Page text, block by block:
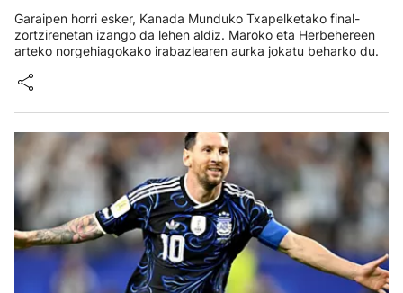
Garaipen horri esker, Kanada Munduko Txapelketako final-
zortzirenetan izango da lehen aldiz. Maroko eta Herbehereen
arteko norgehiagokako irabazlearen aurka jokatu beharko du.